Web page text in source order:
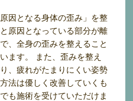
因となる身体の歪み」を整
原因となっている部分が離
、全身の歪みを整えること
ます。 また、歪みを整え
、疲れがたまりにくい姿勢
法は優しく改善していくも
も施術を受けていただけま